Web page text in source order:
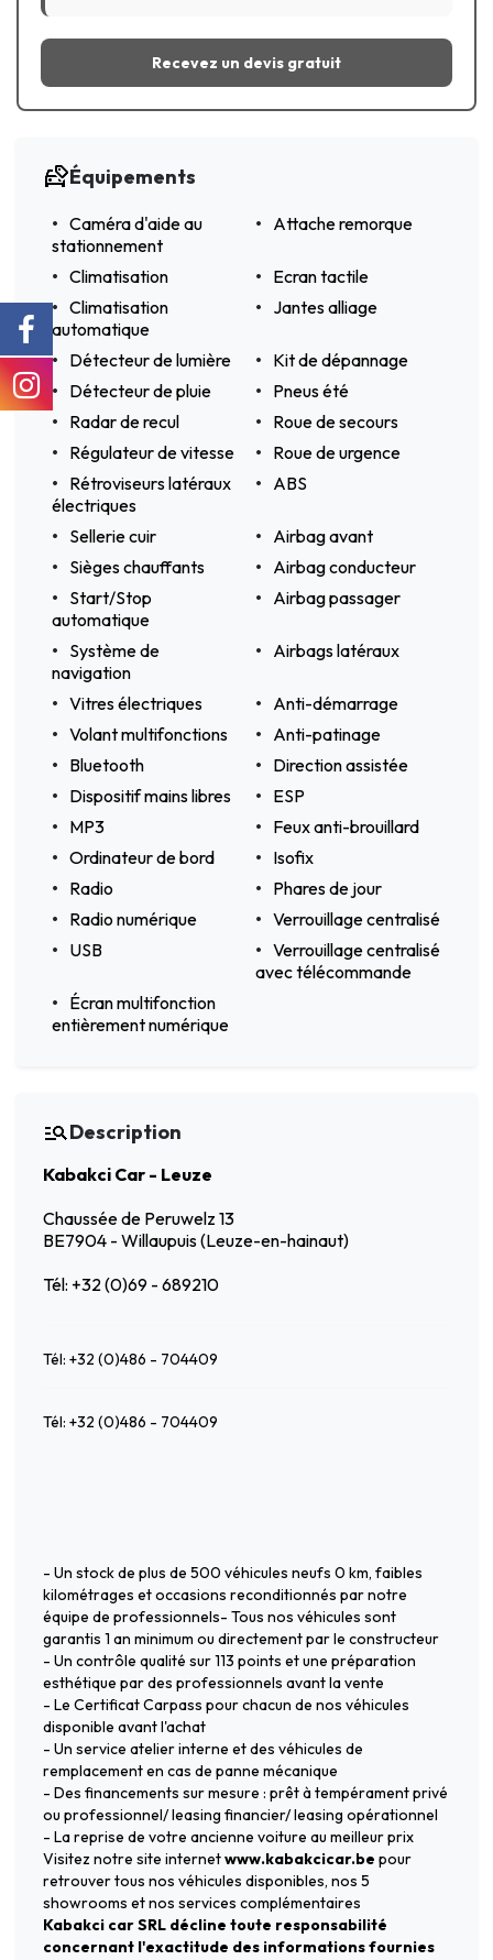
Recevez un devis gratuit
Équipements
Caméra d'aide au
stationnement
Attache remorque
Climatisation
Ecran tactile
Climatisation
automatique
Jantes alliage
Détecteur de lumière
Kit de dépannage
Détecteur de pluie
Pneus été
Radar de recul
Roue de secours
Régulateur de vitesse
Roue de urgence
Rétroviseurs latéraux
électriques
ABS
Sellerie cuir
Airbag avant
Sièges chauffants
Airbag conducteur
Start/Stop
automatique
Airbag passager
Système de
navigation
Airbags latéraux
Vitres électriques
Anti-démarrage
Volant multifonctions
Anti-patinage
Bluetooth
Direction assistée
Dispositif mains libres
ESP
MP3
Feux anti-brouillard
Ordinateur de bord
Isofix
Radio
Phares de jour
Radio numérique
Verrouillage centralisé
USB
Verrouillage centralisé
avec télécommande
Écran multifonction
entièrement numérique
Description
Kabakci Car - Leuze
Chaussée de Peruwelz 13
BE7904 - Willaupuis (Leuze-en-hainaut)
Tél: +32 (0)69 - 689210
Tél: +32 (0)486 - 704409
Tél: +32 (0)486 - 704409
- Un stock de plus de 500 véhicules neufs 0 km, faibles
kilométrages et occasions reconditionnés par notre
équipe de professionnels- Tous nos véhicules sont
garantis 1 an minimum ou directement par le constructeur
- Un contrôle qualité sur 113 points et une préparation
esthétique par des professionnels avant la vente
- Le Certificat Carpass pour chacun de nos véhicules
disponible avant l'achat
- Un service atelier interne et des véhicules de
remplacement en cas de panne mécanique
- Des financements sur mesure : prêt à tempérament privé
ou professionnel/ leasing financier/ leasing opérationnel
- La reprise de votre ancienne voiture au meilleur prix
Visitez notre site internetwww.kabakcicar.be pour
retrouver tous nos véhicules disponibles, nos 5
showrooms et nos services complémentaires
Kabakci car SRL décline toute responsabilité
concernant l'exactitude des informations fournies